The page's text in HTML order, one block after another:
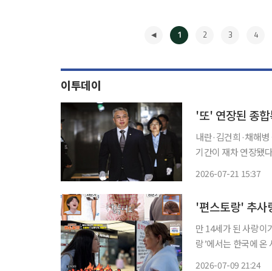
1 2 3 4
이투데이
'또' 연장된 종
내란·김건희·채해
기간이 재차 연장됐다. 지
2026-07-21 15:37
만 14세가 된 사랑이가 지독한 사
랑’에서는 한국에 온 사랑이
2026-07-09 21:24